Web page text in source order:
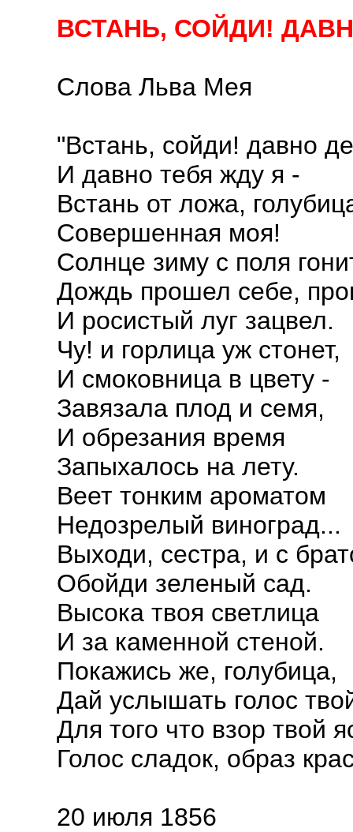
ВСТАНЬ, СОЙДИ!
Слова Льва Мея
"Встань, сойди! давно
И давно тебя жду я -
Встань от ложа,
Совершенная моя!
Солнце зиму с поля
Дождь прошел себе,
И росистый луг зацвел.
Чу! и горлица уж стонет,
И смоковница в цвету -
Завязала плод и семя,
И обрезания время
Запыхалось на лету.
Веет тонким ароматом
Недозрелый виноград...
Выходи, сестра, и с
Обойди зеленый сад.
Высока твоя светлица
И за каменной стеной.
Покажись же, голубица,
Дай услышать голос
Для того что взор твой
Голос сладок, образ
20 июля 1856